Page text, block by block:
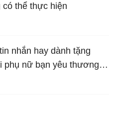
có thể thực hiện
nhắn hay dành tặng
phụ nữ bạn yêu thương